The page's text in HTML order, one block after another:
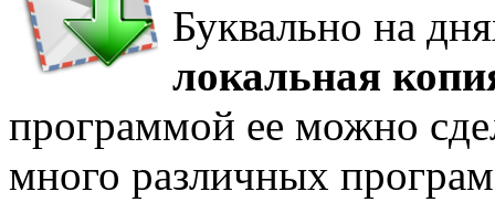
Буквально на
локальная
программой ее можно
много различных